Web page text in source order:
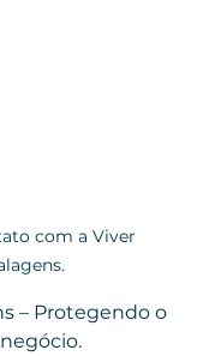
com a Viver
– Protegendo o